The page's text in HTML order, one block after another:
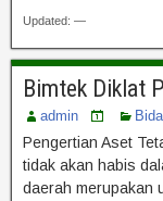
Updated: —
Bimtek Diklat
admin
Pengertian Aset
tidak akan habis
daerah merupakan